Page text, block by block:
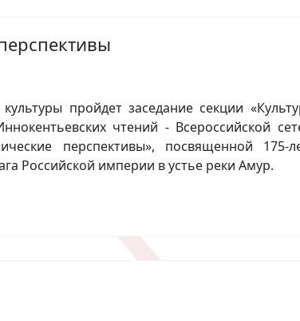
пройдет заседание секции
чтений - Всероссийской
перспективы», посвященной 175-
Российской империи в устье реки Амур.